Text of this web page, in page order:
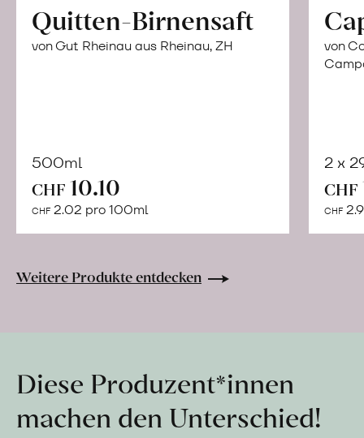
Quitten-Birnensaft
von Gut Rheinau aus Rheinau, ZH
500ml
CHF 10.10
CHF 2.02 pro 100ml
Warenkorb
von
2 x
CHF
CHF
Weitere Produkte entdecken
Diese Produzent*innen
machen den Unterschied!